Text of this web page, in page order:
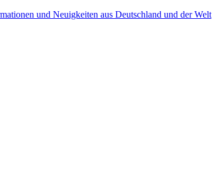
und Neuigkeiten aus Deutschland und der Welt